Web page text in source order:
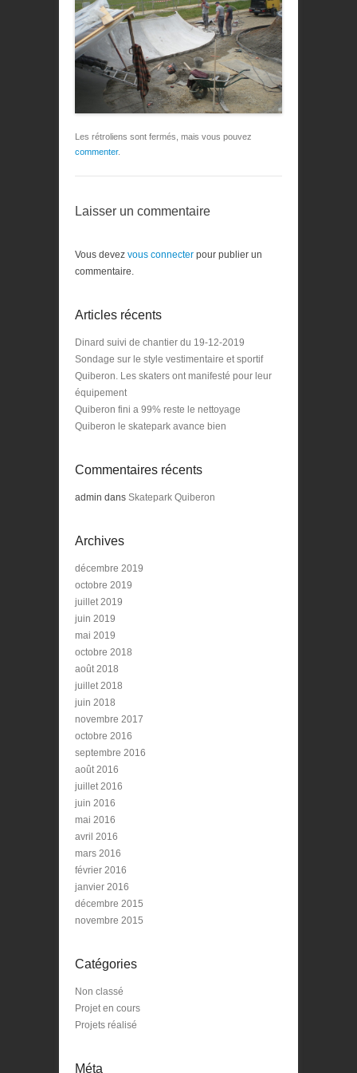
Les rétroliens sont fermés, mais vous pouvez
commenter.
Laisser un commentaire
Vous devez vous connecter pour publier un
commentaire.
Articles récents
Dinard suivi de chantier du 19-12-2019
Sondage sur le style vestimentaire et sportif
Quiberon. Les skaters ont manifesté pour leur
équipement
Quiberon fini a 99% reste le nettoyage
Quiberon le skatepark avance bien
Commentaires récents
admin dans Skatepark Quiberon
Archives
décembre 2019
octobre 2019
juillet 2019
juin 2019
mai 2019
octobre 2018
août 2018
juillet 2018
juin 2018
novembre 2017
octobre 2016
septembre 2016
août 2016
juillet 2016
juin 2016
mai 2016
avril 2016
mars 2016
février 2016
janvier 2016
décembre 2015
novembre 2015
Catégories
Non classé
Projet en cours
Projets réalisé
Méta